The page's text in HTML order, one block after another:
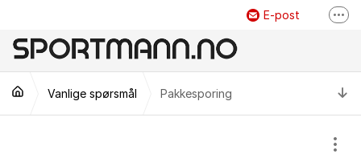
E-post
Facebook
Instagram 69300605
Vanlige spørsmål Pakkesporing
Vis/